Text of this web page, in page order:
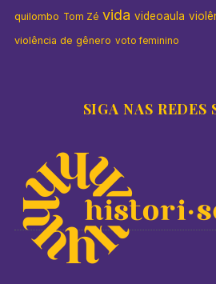
quilombo Tom Zé vida videoaula
violência de gênero voto feminino
SIGA NAS REDES